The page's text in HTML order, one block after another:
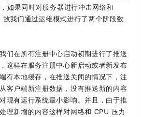
如果同时对服务器进行冲击网络和
故我们通过运维模式进行了两个阶段数
们在所有注册中心启动初期进行了推送
这样在服务注册中心新启动或者新发布
有本地缓存，在推送关闭的情况下，注
客户端新注册数据，没有推送新的内容
现有运行系统最小影响。并且，由于推
理新增的内容这样对网络和 CPU 压力